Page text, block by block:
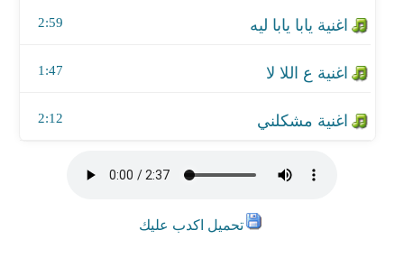
2:59
1:47
2:12
تحميل اكدب عليك